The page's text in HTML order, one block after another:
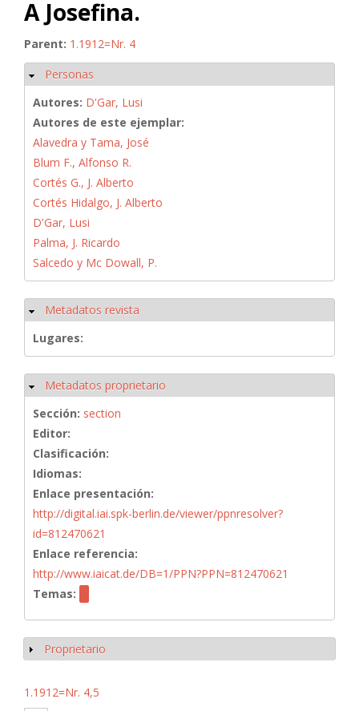
A Josefina.
Parent: 1.1912=Nr. 4
Ocultar
Personas
Autores: D'Gar, Lusi
Autores de este ejemplar:
Alavedra y Tama, José
Blum F., Alfonso R.
Cortés G., J. Alberto
Cortés Hidalgo, J. Alberto
D'Gar, Lusi
Palma, J. Ricardo
Salcedo y Mc Dowall, P.
Ocultar
Metadatos revista
Lugares:
Ocultar
Metadatos proprietario
Sección: section
Editor:
Clasificación:
Idiomas:
Enlace presentación:
http://digital.iai.spk-berlin.de/viewer/ppnresolver?
id=812470621
Enlace referencia:
http://www.iaicat.de/DB=1/PPN?PPN=812470621
Temas:
Mostrar
Proprietario
1.1912=Nr. 4,5